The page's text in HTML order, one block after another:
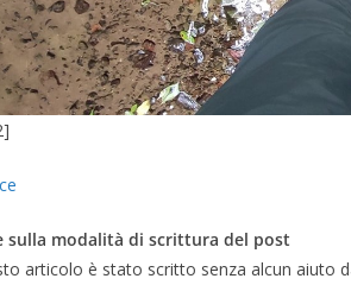
sulla modalità di scrittura del post
articolo è stato scritto senza alcun aiuto